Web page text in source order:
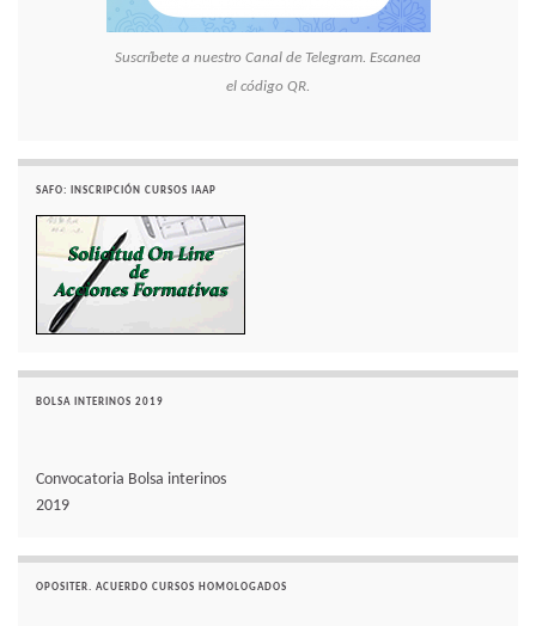
Suscríbete a nuestro Canal de Telegram. Escanea
el código QR.
SAFO: INSCRIPCIÓN CURSOS IAAP
BOLSA INTERINOS 2019
Convocatoria Bolsa interinos
2019
OPOSITER. ACUERDO CURSOS HOMOLOGADOS